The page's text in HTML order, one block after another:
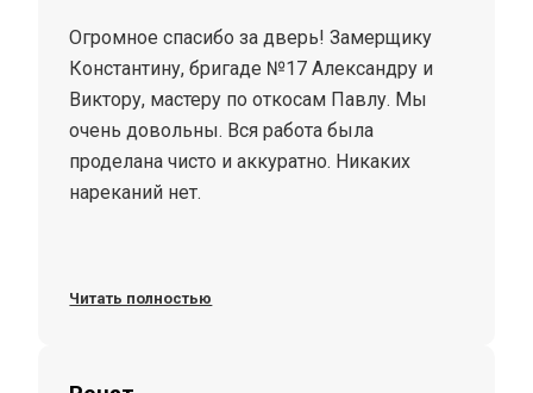
Огромное спасибо за дверь! Замерщику
Константину, бригаде №17 Александру и
Виктору, мастеру по откосам Павлу. Мы
очень довольны. Вся работа была
проделана чисто и аккуратно. Никаких
нареканий нет.
Читать полностью